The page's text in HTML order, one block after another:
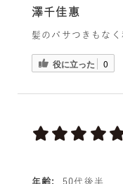
澤千佳惠
髪のパサつきもな
役に立った 0
年齢:
50代後半